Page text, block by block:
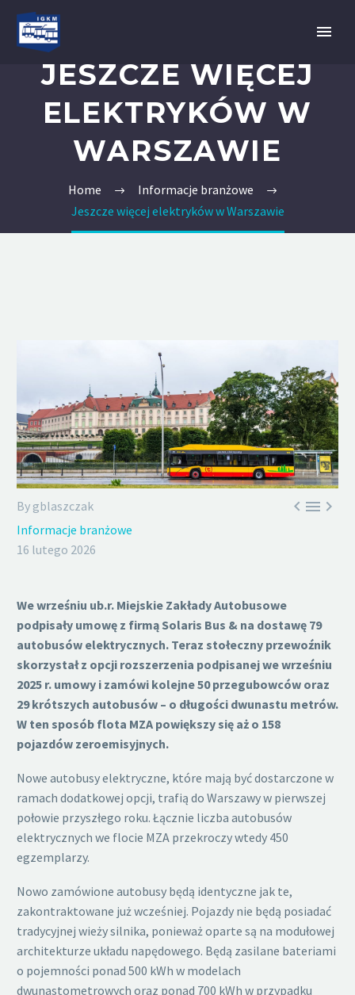
JESZCZE WIĘCEJ
ELEKTRYKÓW W
WARSZAWIE
Home
Informacje branżowe
Jeszcze więcej elektryków w Warszawie

By gblaszczak
Informacje branżowe
16 lutego 2026
We wrześniu ub.r. Miejskie Zakłady Autobusowe
podpisały umowę z firmą Solaris Bus & na dostawę 79
autobusów elektrycznych. Teraz stołeczny przewoźnik
skorzystał z opcji rozszerzenia podpisanej we wrześniu
2025 r. umowy i zamówi kolejne 50 przegubowców oraz
29 krótszych autobusów – o długości dwunastu metrów.
W ten sposób flota MZA powiększy się aż o 158
pojazdów zeroemisyjnych.
Nowe autobusy elektryczne, które mają być dostarczone w
ramach dodatkowej opcji, trafią do Warszawy w pierwszej
połowie przyszłego roku. Łącznie liczba autobusów
elektrycznych we flocie MZA przekroczy wtedy 450
egzemplarzy.
Nowo zamówione autobusy będą identyczne jak te,
zakontraktowane już wcześniej. Pojazdy nie będą posiadać
tradycyjnej wieży silnika, ponieważ oparte są na modułowej
architekturze układu napędowego. Będą zasilane bateriami
o pojemności ponad 500 kWh w modelach
dwunastometrowych oraz ponad 700 kWh w przypadku